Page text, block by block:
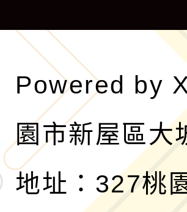
單
Powered by
園市新屋區大
地址：327桃